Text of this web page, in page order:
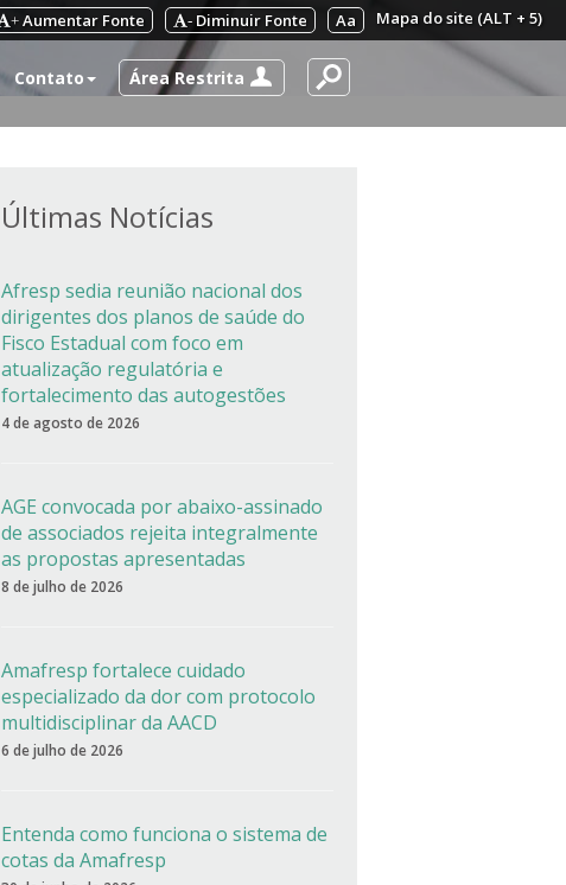
Mapa do site (ALT + 5)
Aa
- Diminuir Fonte
+ Aumentar Fonte
Contato Área Restrita
Últimas Notícias
Afresp sedia reunião nacional dos
dirigentes dos planos de saúde do
Fisco Estadual com foco em
atualização regulatória e
fortalecimento das autogestões
4 de agosto de 2026
AGE convocada por abaixo-assinado
de associados rejeita integralmente
as propostas apresentadas
8 de julho de 2026
Amafresp fortalece cuidado
especializado da dor com protocolo
multidisciplinar da AACD
6 de julho de 2026
Entenda como funciona o sistema de
cotas da Amafresp